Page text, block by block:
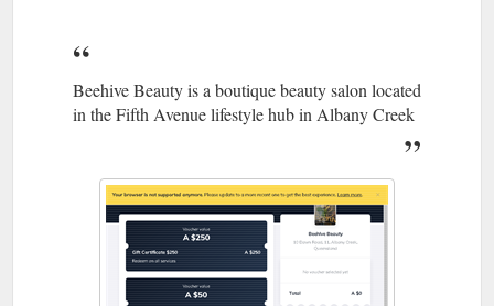
Beehive Beauty is a boutique beauty salon located
in the Fifth Avenue lifestyle hub in Albany Creek